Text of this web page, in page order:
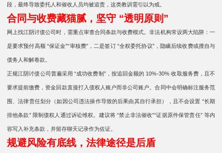
段，最终导致委托人和催收人员均被追责，这类教训需引以为戒。
合同与收费藏猫腻，坚守 “透明原则”
网上找江阴讨债公司时，需重点审查合同条款与收费模式。非法机构常设两大陷阱：一
是要求预付高额 “保证金”“审核费”，二是签订 “全权委托协议”，隐瞒后续收费或擅自与
债务人和解卷款。
正规江阴讨债公司普遍采用 “成功收费制”，按追回金额的 10%-30% 收取服务费，且不
要求提前缴费，资金回款直接打入债权人账户而非公司账户。合同中会明确标注服务范
围、法律责任划分（如因公司违法操作导致的后果由其自行承担），且不会设置 “长期
排他条款” 限制债权人通过诉讼维权。建议将 “禁止非法催收”“证据原件保管责任” 等内
容写入补充条款，并留存聊天记录作为佐证。
规避风险有底线，法律途径是后盾